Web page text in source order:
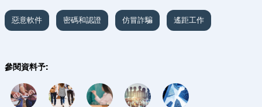
惡意軟件 密碼和認證 仿冒詐騙 遙距工作
參閱資料予: